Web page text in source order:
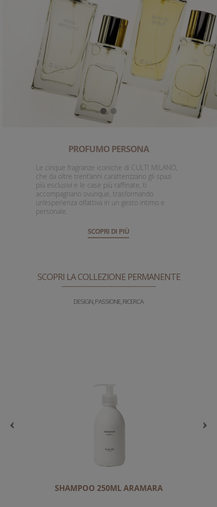
PROFUMO PERSONA
Le cinque fragranze iconiche di CULTI MILANO,
che da oltre trent’anni caratterizzano gli spazi
più esclusivi e le case più raffinate, ti
accompagnano ovunque, trasformando
un’esperienza olfattiva in un gesto intimo e
personale.
SCOPRI DI PIÙ
SCOPRI LA COLLEZIONE PERMANENTE
DESIGN, PASSIONE, RICERCA
SHAMPOO 250ML ARAMARA